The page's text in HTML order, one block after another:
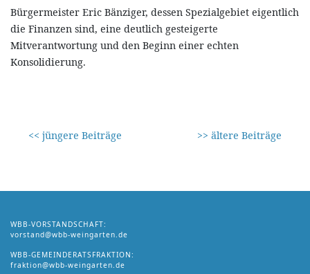
Bürgermeister Eric Bänziger, dessen Spezialgebiet eigentlich
die Finanzen sind, eine deutlich gesteigerte
Mitverantwortung und den Beginn einer echten
Konsolidierung.
<< jüngere Beiträge >> ältere Beiträge
WBB-VORSTANDSCHAFT:
vorstand@wbb-weingarten.de
WBB-GEMEINDERATSFRAKTION:
fraktion@wbb-weingarten.de